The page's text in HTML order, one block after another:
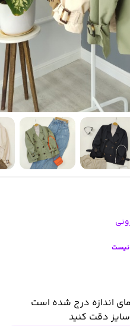
اندازه درج شده است
دقت کنید